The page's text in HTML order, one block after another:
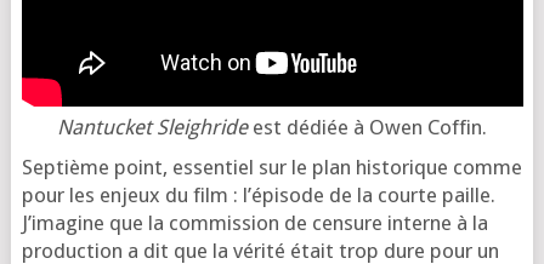
Nantucket Sleighrideest dédiée à Owen Coffin.
Septième point, essen­tiel sur le plan his­to­rique comme
pour les enjeux du film : l’é­pi­sode de la courte paille.
J’imagine que la com­mis­sion de cen­sure interne à la
pro­duc­tion a dit que la véri­té était trop dure pour un